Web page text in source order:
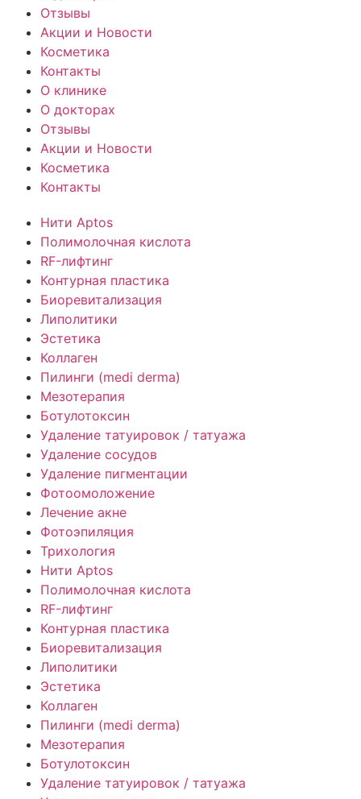
Отзывы
Акции и Новости
Косметика
Контакты
О клинике
О докторах
Отзывы
Акции и Новости
Косметика
Контакты
Нити Aptos
Полимолочная кислота
RF-лифтинг
Контурная пластика
Биоревитализация
Липолитики
Эстетика
Коллаген
Пилинги (medi derma)
Мезотерапия
Ботулотоксин
Удаление татуировок / татуажа
Удаление сосудов
Удаление пигментации
Фотоомоложение
Лечение акне
Фотоэпиляция
Трихология
Нити Aptos
Полимолочная кислота
RF-лифтинг
Контурная пластика
Биоревитализация
Липолитики
Эстетика
Коллаген
Пилинги (medi derma)
Мезотерапия
Ботулотоксин
Удаление татуировок / татуажа